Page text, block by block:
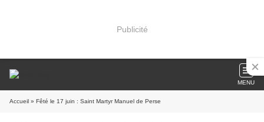
Publicité
MENU
Accueil » Fêté le 17 juin : Saint Martyr Manuel de Perse